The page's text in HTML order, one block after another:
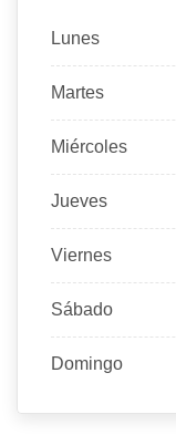
Lunes
Martes
Miércoles
Jueves
Viernes
Sábado
Domingo